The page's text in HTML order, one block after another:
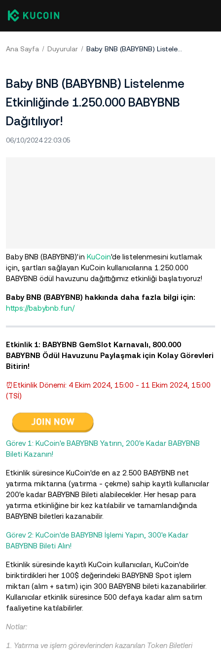
Ana Sayfa Duyurular Baby BNB (BABYBNB) Listelenme Etkinliğinde 1.250.000 BABYBNB Dağıtılıyor!
Baby BNB (BABYBNB) Listelenme
Etkinliğinde 1.250.000 BABYBNB
Dağıtılıyor!
06/10/2024 22:03:05
Baby BNB (BABYBNB)'in KuCoin'de listelenmesini kutlamak
için, şartları sağlayan KuCoin kullanıcılarına 1.250.000
BABYBNB ödül havuzunu dağıttığımız etkinliği başlatıyoruz!
Baby BNB (BABYBNB) hakkında daha fazla bilgi için:
https://babybnb.fun/
Etkinlik 1: BABYBNB GemSlot Karnavalı, 800.000
BABYBNB Ödül Havuzunu Paylaşmak için Kolay Görevleri
Bitirin!
⏰Etkinlik Dönemi: 4 Ekim 2024, 15:00 - 11 Ekim 2024, 15:00
(TSİ)
Görev 1: KuCoin'e BABYBNB Yatırın, 200'e Kadar BABYBNB
Bileti Kazanın!
Etkinlik süresince KuCoin'de en az 2.500 BABYBNB net
yatırma miktarına (yatırma - çekme) sahip kayıtlı kullanıcılar
200'e kadar BABYBNB Bileti alabilecekler. Her hesap para
yatırma etkinliğine bir kez katılabilir ve tamamlandığında
BABYBNB biletleri kazanabilir.
Görev 2: KuCoin'de BABYBNB İşlemi Yapın, 300'e Kadar
BABYBNB Bileti Alın!
Etkinlik süresinde kayıtlı KuCoin kullanıcıları, KuCoin'de
biriktirdikleri her 100$ değerindeki BABYBNB Spot işlem
miktarı (alım + satım) için 300 BABYBNB bileti kazanabilirler.
Kullanıcılar etkinlik süresince 500 defaya kadar alım satım
faaliyetine katılabilirler.
Notlar:
1. Yatırma ve işlem görevlerinden kazanılan Token Biletleri